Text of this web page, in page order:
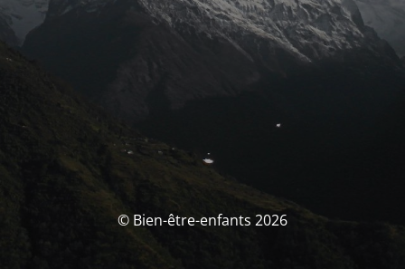
© Bien-être-enfants 2026